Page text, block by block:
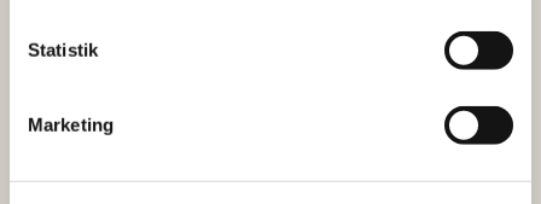
Statistik
Marketing
mineraler med ernæringsmæssig eller
Øvrige ingredienser.
Du kan som forbruger læse mere om kosttilskud